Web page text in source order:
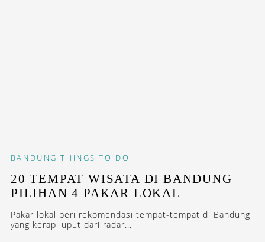
BANDUNG THINGS TO DO
20 TEMPAT WISATA DI BANDUNG
PILIHAN 4 PAKAR LOKAL
Pakar lokal beri rekomendasi tempat-tempat di Bandung
yang kerap luput dari radar...